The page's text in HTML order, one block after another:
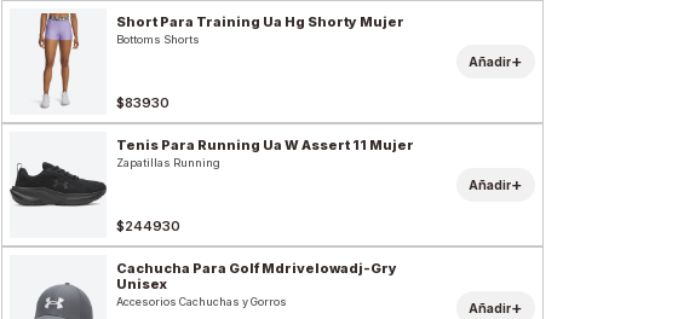
Short Para Training Ua Hg Shorty Mujer
Bottoms Shorts
$83930
Añadir+
Tenis Para Running Ua W Assert 11 Mujer
Zapatillas Running
$244930
Añadir+
Cachucha Para Golf Mdrivelowadj-Gry
Unisex
Accesorios Cachuchas y Gorros Añadir+